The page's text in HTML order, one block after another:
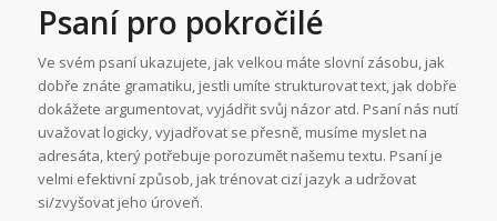
Psaní pro pokročilé
Ve svém psaní ukazujete, jak velkou máte slovní zásobu, jak
dobře znáte gramatiku, jestli umíte strukturovat text, jak dobře
dokážete argumentovat, vyjádřit svůj názor atd. Psaní nás nutí
uvažovat logicky, vyjadřovat se přesně, musíme myslet na
adresáta, který potřebuje porozumět našemu textu. Psaní je
velmi efektivní způsob, jak trénovat cizí jazyk a udržovat
si/zvyšovat jeho úroveň.